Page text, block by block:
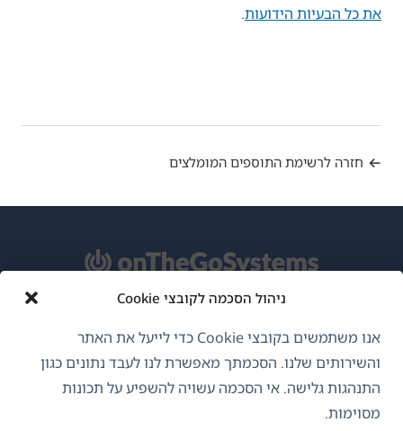
ניהול הסכמה לקובצי Cookie
אנו משתמשים בקובצי Cookie כדי לייעל את האתר
והשירותים שלנו. הסכמתך מאפשרת לנו לעבד נתונים כגון
התנהגות גלישה. אי הסכמה עשויה להשפיע על תכונות
מסוימות.
את כל הבעיות הידועות.
חזרה לרשימת התוספים המומלצים
GDPR ומדיניות פרטיות
הצטרף לצוות שלנו(נפתח